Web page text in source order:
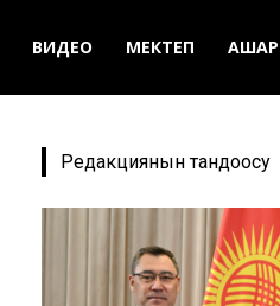
ВИДЕО МЕКТЕП АШАР
Редакциянын тандоосу